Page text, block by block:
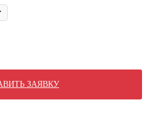
ЗАЯВКУ